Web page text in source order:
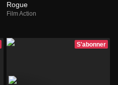
Rogue
Film Action
S'abonner